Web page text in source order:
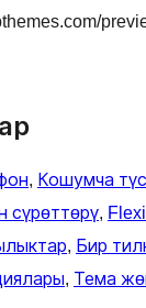
, Кошумча
сүрөттөрү,
, Бир
, Тема